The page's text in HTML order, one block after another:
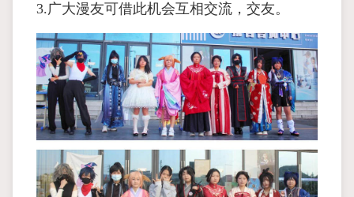
3.广大漫友可借此机会互相交流，交友。